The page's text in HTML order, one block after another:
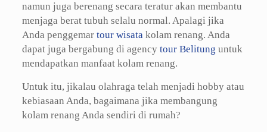
namun juga berenang secara teratur akan membantu
menjaga berat tubuh selalu normal. Apalagi jika
Anda penggemar tour wisatakolam renang. Anda
dapat juga bergabung di agency tour Belitung untuk
mendapatkan manfaat kolam renang.
Untuk itu, jikalau olahraga telah menjadi hobby atau
kebiasaan Anda, bagaimana jika membangung
kolam renang Anda sendiri di rumah?